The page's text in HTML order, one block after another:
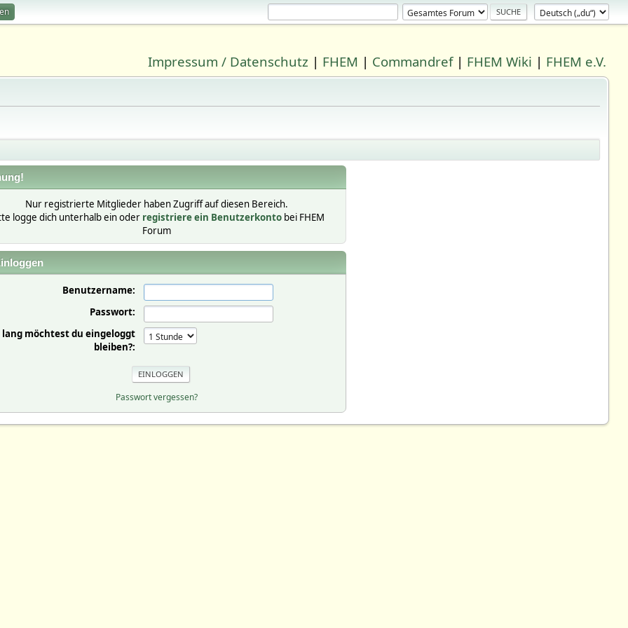
Impressum / Datenschutz | FHEM | Commandref| FHEM Wiki | FHEM e.V.
Nur registrierte Mitglieder haben Zugriff auf diesen Bereich.
logge dich unterhalb ein oder registriere ein Benutzerkontobei FHEM
Forum
Benutzername:
Passwort:
lang möchtest du eingeloggt
bleiben?:
Passwort vergessen?